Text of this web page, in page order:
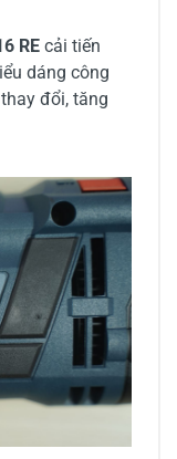
RE cải tiến
dáng công
đổi, tăng